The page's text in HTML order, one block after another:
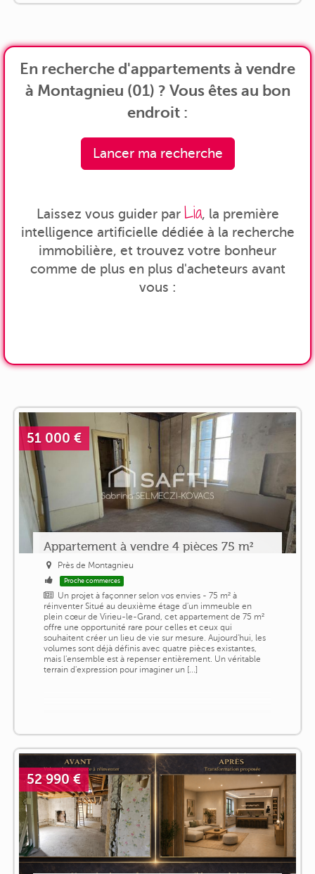
En recherche d'appartements à vendre
à Montagnieu (01) ? Vous êtes au bon
endroit :
Lancer ma recherche
Laissez vous guider par Lia, la première
intelligence artificielle dédiée à la recherche
immobilière, et trouvez votre bonheur
comme de plus en plus d'acheteurs avant
vous :
51 000 €
Appartement à vendre 4 pièces 75 m²
Près de Montagnieu
Proche commerces
Un projet à façonner selon vos envies - 75 m² à
réinventer Situé au deuxième étage d'un immeuble en
plein cœur de Virieu-le-Grand, cet appartement de 75 m²
offre une opportunité rare pour celles et ceux qui
souhaitent créer un lieu de vie sur mesure. Aujourd'hui, les
volumes sont déjà définis avec quatre pièces existantes,
mais l'ensemble est à repenser entièrement. Un véritable
terrain d'expression pour imaginer un [...]
52 990 €